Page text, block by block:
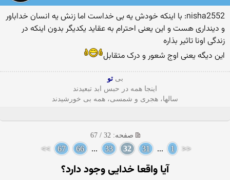
nisha2552: با اینکه خودش یه بی خداست اما زنش یه انسان خداباور
و دینداری هست و این یعنی احترام به عقاید یکدیگر بدون اینکه در
زندگی اونا تاثیر بذاره
این دیگه یعنی اوج شعور و درک متقابل
بی تو
اینجا همه در حبس ابد تبعیدند
سالها، هجری و شمسی، همه بی خورشیدند
صفحه: 32 / 67
<<
1
...
31
32
33
...
66
67
>>
آيا واقعا خدايى وجود دارد؟